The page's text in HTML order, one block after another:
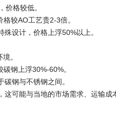
格较低。
较AO工艺贵2-3倍。
设计，价格上浮50%以上。
。
钢上浮30%-60%。
钢与不锈钢之间。
能与当地的市场需求、运输成